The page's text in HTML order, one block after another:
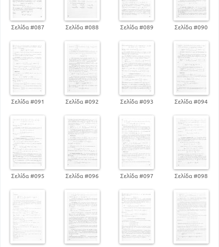
Σελίδα #087 Σελίδα #088 Σελίδα #089 Σελίδα #090
Σελίδα #091 Σελίδα #092 Σελίδα #093 Σελίδα #094
Σελίδα #095 Σελίδα #096 Σελίδα #097 Σελίδα #098